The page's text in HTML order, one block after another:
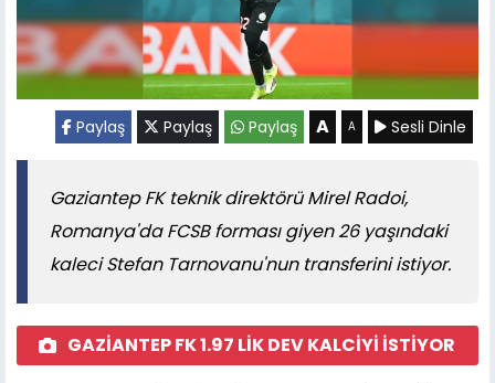
Paylaş Paylaş Paylaş A A Sesli Dinle
Gaziantep FK teknik direktörü Mirel Radoi,
Romanya'da FCSB forması giyen 26 yaşındaki
kaleci Stefan Tarnovanu'nun transferini istiyor.
GAZİANTEP FK 1.97 LİK DEV KALCİYİ İSTİYOR